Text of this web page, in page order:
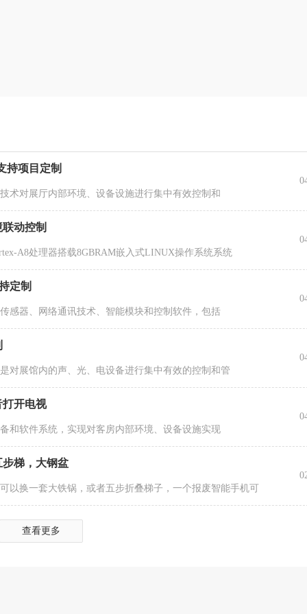
持项目定制
术对展厅内部环境、设备设施进行集中有效控制和
动控制
A8处理器搭载8GBRAM嵌入式LINUX操作系统系统
定制
感器、网络通讯技术、智能模块和控制软件，包括
对展馆内的声、光、电设备进行集中有效的控制和管
打开电视
和软件系统，实现对客房内部环境、设备设施实现
梯，大钢盆
以换一套大铁锅，或者五步折叠梯子，一个报废智能手机可
查看更多